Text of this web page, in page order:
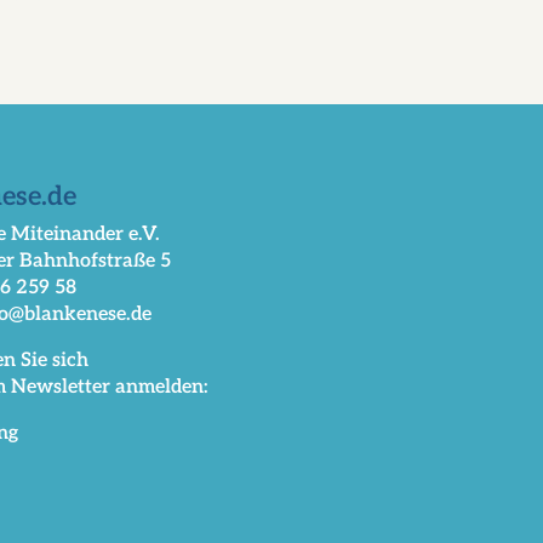
Miteinander e.V.
Bahnhofstraße 5
259 58
Sie sich
Newsletter anmelden: